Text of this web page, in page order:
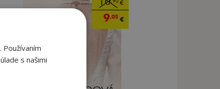
€
9,05€
s našimi